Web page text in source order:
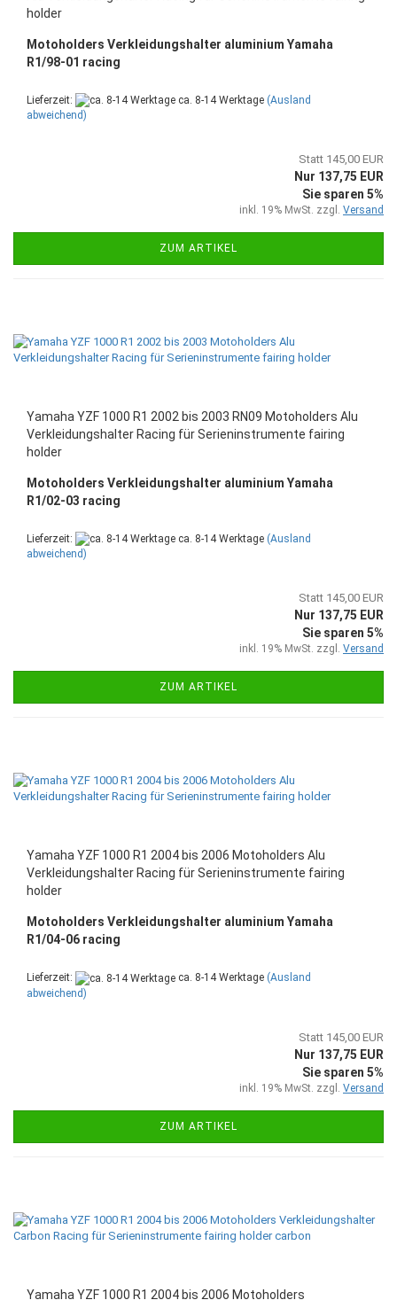
holder
Motoholders Verkleidungshalter aluminium Yamaha
R1/98-01 racing
Lieferzeit: ca. 8-14 Werktage (Ausland
abweichend)
Statt 145,00 EUR
Nur 137,75 EUR
Sie sparen 5%
inkl. 19% MwSt. zzgl. Versand
ZUM ARTIKEL
Yamaha YZF 1000 R1 2002 bis 2003 RN09 Motoholders Alu
Verkleidungshalter Racing für Serieninstrumente fairing
holder
Motoholders Verkleidungshalter aluminium Yamaha
R1/02-03 racing
Lieferzeit: ca. 8-14 Werktage (Ausland
abweichend)
Statt 145,00 EUR
Nur 137,75 EUR
Sie sparen 5%
inkl. 19% MwSt. zzgl. Versand
ZUM ARTIKEL
Yamaha YZF 1000 R1 2004 bis 2006 Motoholders Alu
Verkleidungshalter Racing für Serieninstrumente fairing
holder
Motoholders Verkleidungshalter aluminium Yamaha
R1/04-06 racing
Lieferzeit: ca. 8-14 Werktage (Ausland
abweichend)
Statt 145,00 EUR
Nur 137,75 EUR
Sie sparen 5%
inkl. 19% MwSt. zzgl. Versand
ZUM ARTIKEL
Yamaha YZF 1000 R1 2004 bis 2006 Motoholders